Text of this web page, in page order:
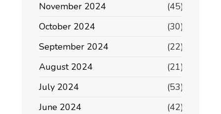
November 2024
(45)
October 2024
(30)
September 2024
(22)
August 2024
(21)
July 2024
(53)
June 2024
(42)